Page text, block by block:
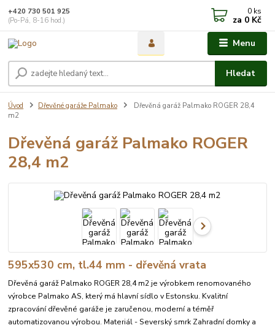
Menu
Hledat
+420 730 501 925
(Po-Pá, 8-16 hod.)
0 ks
za 0 Kč
Úvod Dřevěné garáže Palmako
Dřevěná garáž Palmako ROGER 28,4
m2
Dřevěná garáž Palmako ROGER
28,4 m2
595x530 cm, tl.44 mm - dřevěná vrata
Dřevěná garáž Palmako ROGER 28,4 m2 je výrobkem renomovaného
výrobce Palmako AS, který má hlavní sídlo v Estonsku. Kvalitní
zpracování dřevěné garáže je zaručenou, moderní a téměř
automatizovanou výrobou. Materiál - Severský smrk Zahradní domky a